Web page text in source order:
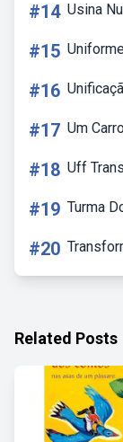
#14 Usina
#15
#16
#17 Um
#18 Uff
#19 Turma
#20
Related Posts